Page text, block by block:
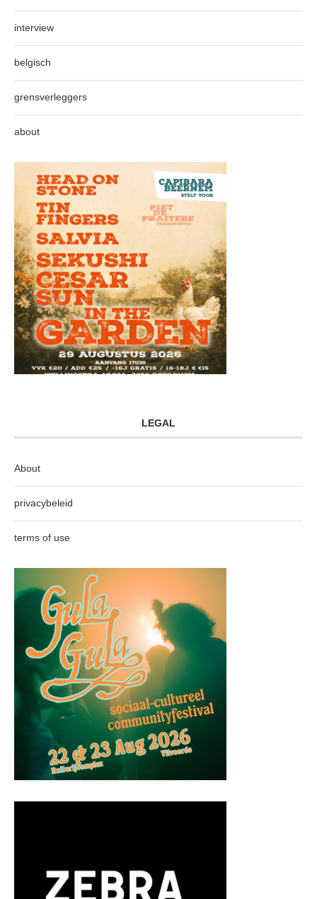
interview
belgisch
grensverleggers
about
LEGAL
About
privacybeleid
terms of use